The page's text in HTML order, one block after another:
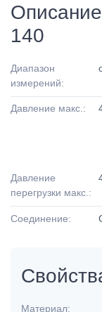
140
Диапазон
измерений:
Давление макс.:
Давление
перегрузки макс.:
Соединение:
Материал: